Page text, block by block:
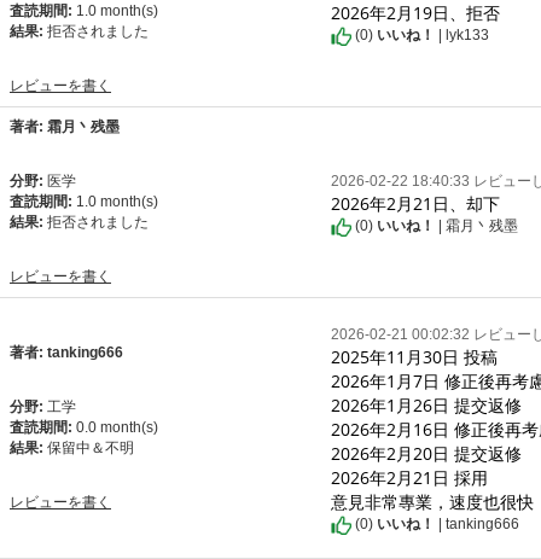
査読期間: 1.0 month(s)
結果: 拒否されました
レビューを書く
2026年2月19日、拒否
(0) いいね！ | lyk133
著者: 霜月丶残墨
分野: 医学
査読期間: 1.0 month(s)
結果: 拒否されました
レビューを書く
2026-02-22 18:40:33 レビュー
2026年2月21日、却下
(0) いいね！ | 霜月丶残墨
著者: tanking666
分野: 工学
査読期間: 0.0 month(s)
結果: 保留中＆不明
レビューを書く
2026-02-21 00:02:32 レビュー
2025年11月30日 投稿
2026年1月7日 修正後再考
2026年1月26日 提交返修
2026年2月16日 修正後再
2026年2月20日 提交返修
2026年2月21日 採用
意見非常專業，速度也很快
(0) いいね！ | tanking666